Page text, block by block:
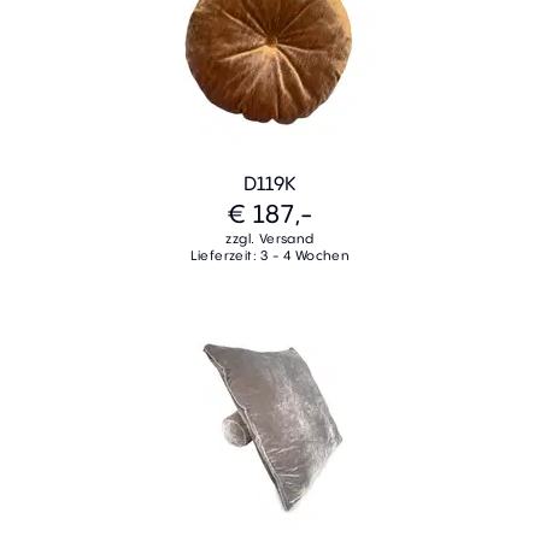
D119K
€ 187,-
zzgl. Versand
Lieferzeit: 3 - 4 Wochen